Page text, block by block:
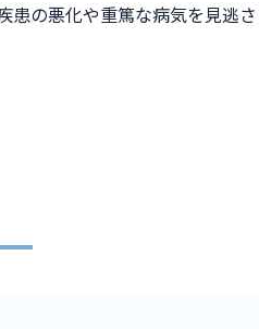
患の悪化や重篤な病気を見逃さ